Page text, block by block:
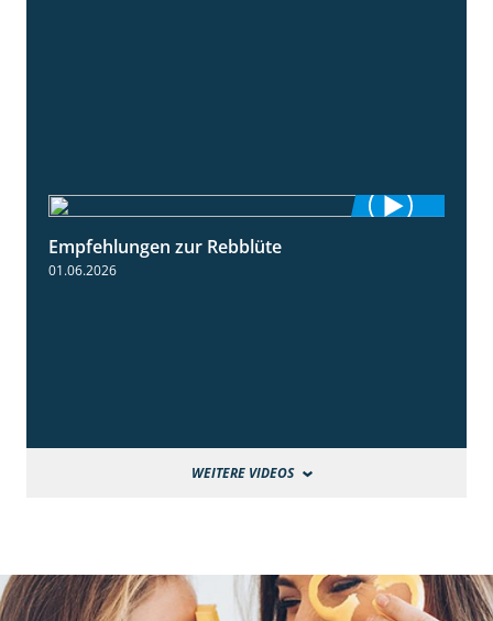
Empfehlungen zur Rebblüte
01.06.2026
WEITERE VIDEOS